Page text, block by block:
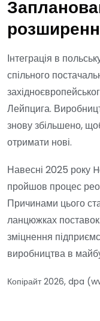
Інтеграція в
спільного
Лейпцига.
знову збільшено,
отримати нові.
Навесні 2025 року
пройшов процес
Причинами цього
ланцюжках
зміцнення
виробництва в
Копірайт 2026, dpa